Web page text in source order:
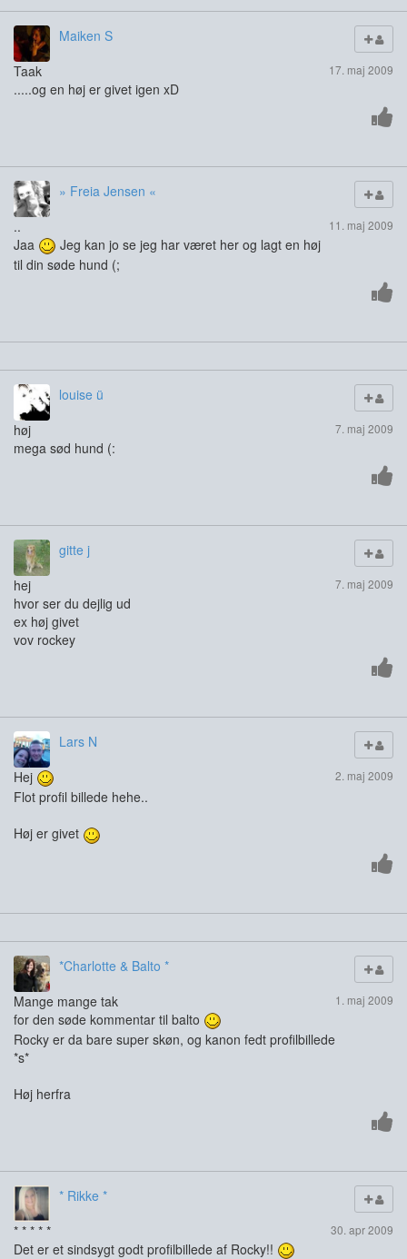
Maiken S
17. maj 2009
Taak
.....og en høj er givet igen xD
» Freia Jensen «
11. maj 2009
..
Jaa
Jeg kan jo se jeg har været her og lagt en høj
til din søde hund (;
louise ü
7. maj 2009
høj
mega sød hund (:
gitte j
7. maj 2009
hej
hvor ser du dejlig ud
ex høj givet
vov rockey
Lars N
2. maj 2009
Hej
Flot profil billede hehe..
Høj er givet
*Charlotte & Balto *
1. maj 2009
Mange mange tak
for den søde kommentar til balto
Rocky er da bare super skøn, og kanon fedt profilbillede
*s*
Høj herfra
* Rikke *
30. apr 2009
* * * * *
Det er et sindsygt godt profilbillede af Rocky!!